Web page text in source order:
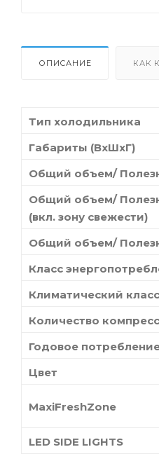
ОПИСАНИЕ КАК
Тип холодильника
Габариты (ВхШхГ)
Общий объем/
Общий объем/
(вкл. зону свежести)
Общий объем/
Класс
Климатический класс
Количество
Годовое
Цвет
MaxiFreshZone
LED SIDE LIGHTS